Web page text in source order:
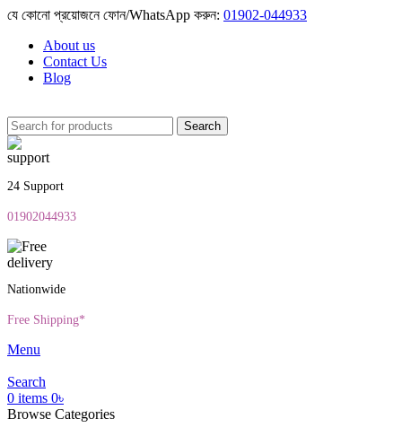
যে কোনো প্রয়োজনে ফোন/WhatsApp করুন: 01902-044933
About us
Contact Us
Blog
Search
24 Support
01902044933
Nationwide
Free Shipping*
Menu
Search
0 items 0৳
Browse Categories